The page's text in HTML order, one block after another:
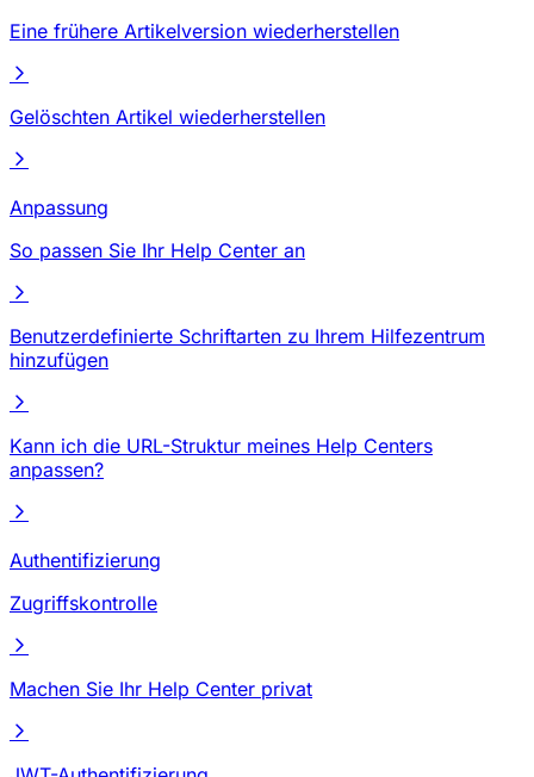
Eine frühere Artikelversion wiederherstellen
Gelöschten Artikel wiederherstellen
Anpassung
So passen Sie Ihr Help Center an
Benutzerdefinierte Schriftarten zu Ihrem Hilfezentrum
hinzufügen
Kann ich die URL-Struktur meines Help Centers
anpassen?
Authentifizierung
Zugriffskontrolle
Machen Sie Ihr Help Center privat